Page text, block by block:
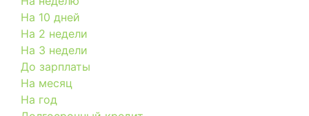
На 10 дней
На 2 недели
На 3 недели
До зарплаты
На месяц
На год